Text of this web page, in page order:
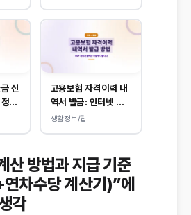
신
부
고용보험 자격이력 내
역서 발급: 인터넷 신
청 방법 및 PDF 양식
생활정보/팁
산 방법과 지급 기준
차수당 계산기)”에
각